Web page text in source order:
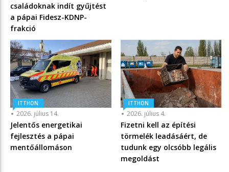
családoknak indít gyűjtést
a pápai Fidesz-KDNP-
frakció
ITTHON
2026. július 14.
Jelentős energetikai
fejlesztés a pápai
mentőállomáson
ITTHON
2026. július 4.
Fizetni kell az építési
törmelék leadásáért, de
tudunk egy olcsóbb legális
megoldást